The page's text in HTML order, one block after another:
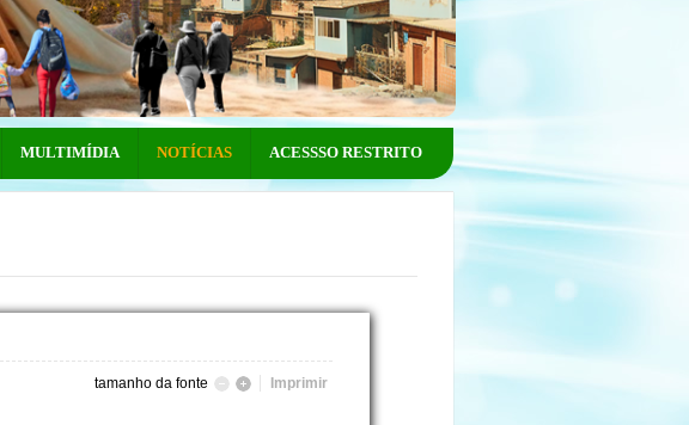
MULTIMÍDIA NOTÍCIAS ACESSSO RESTRITO
tamanho da fonte Imprimir